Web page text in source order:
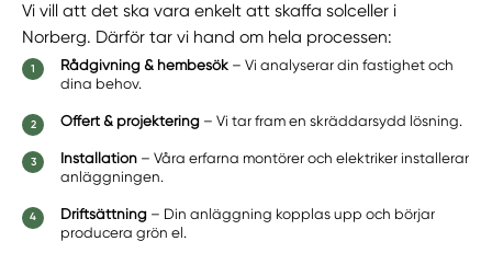
Vi vill att det ska vara enkelt att skaffa solceller i
Norberg. Därför tar vi hand om hela processen:
Rådgivning & hembesök – Vi analyserar din fastighet och
dina behov.
Offert & projektering – Vi tar fram en skräddarsydd lösning.
Installation – Våra erfarna montörer och elektriker installerar
anläggningen.
Driftsättning – Din anläggning kopplas upp och börjar
producera grön el.